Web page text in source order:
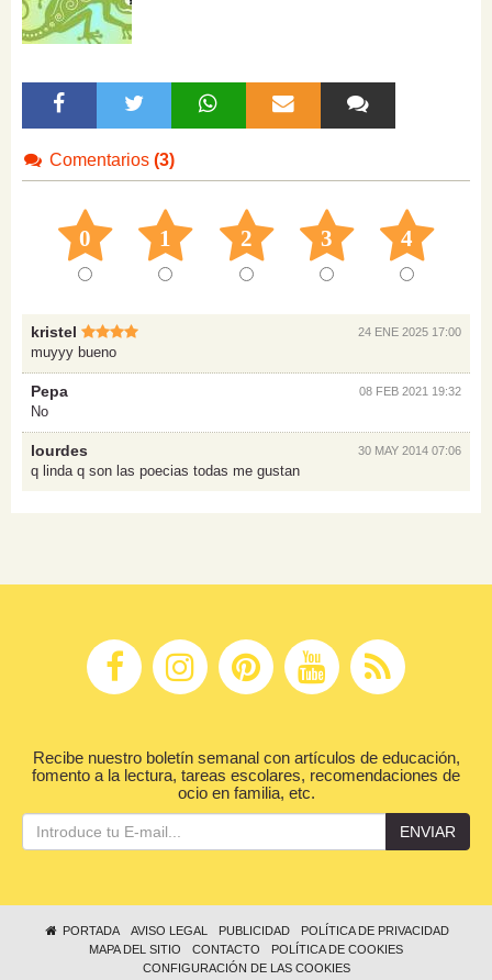
Comentarios (3)
0 1 2 3 4
24 ENE 2025 17:00
kristel
muyyy bueno
08 FEB 2021 19:32
Pepa
No
30 MAY 2014 07:06
lourdes
q linda q son las poecias todas me gustan
Recibe nuestro boletín semanal con artículos de educación,
fomento a la lectura, tareas escolares, recomendaciones de
ocio en familia, etc.
ENVIAR
PORTADA AVISO LEGAL PUBLICIDAD
POLÍTICA DE PRIVACIDAD
MAPA DEL SITIO
CONTACTO
POLÍTICA DE COOKIES
CONFIGURACIÓN DE LAS COOKIES